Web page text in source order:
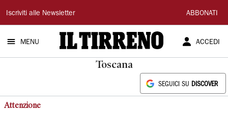
Il
Tirreno
Iscriviti alle Newsletter ABBONATI
MENU ACCEDI
Toscana
SEGUICI SU DISCOVER
Attenzione